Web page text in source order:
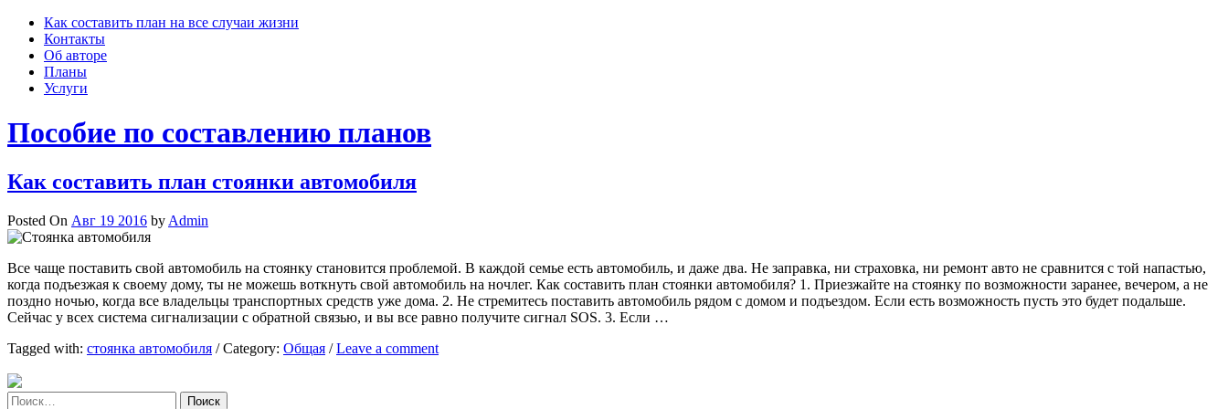
Skip
content
Как составить план на все случаи жизни
Контакты
Об авторе
Планы
Услуги
Пособие по составлению планов
Как составить план стоянки автомобиля
Posted On Авг 19 2016 by Admin
Все чаще поставить свой автомобиль на стоянку становится проблемой. В каждой семье есть автомобиль, и даже два. Не заправка, ни страховка, ни ремонт авто не сравнится с той напастью,
когда подъезжая к своему дому, ты не можешь воткнуть свой автомобиль на ночлег. Как составить план стоянки автомобиля? 1. Приезжайте на стоянку по возможности заранее, вечером, а не
поздно ночью, когда все владельцы транспортных средств уже дома. 2. Не стремитесь поставить автомобиль рядом с домом и подъездом. Если есть возможность пусть это будет подальше.
Сейчас у всех система сигнализации с обратной связью, и вы все равно получите сигнал SOS. 3. Если …
Tagged with: стоянка автомобиля / Category: Общая / Leave a comment
Найти: